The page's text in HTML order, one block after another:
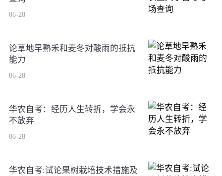
06-28
论草地早熟禾和麦冬对酸雨的抵抗
能力
06-28
华农自考：经历人生转折，学会永
不放弃
06-28
华农自考:试论果树栽培技术措施及